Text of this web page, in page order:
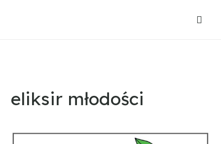
eliksir młodości